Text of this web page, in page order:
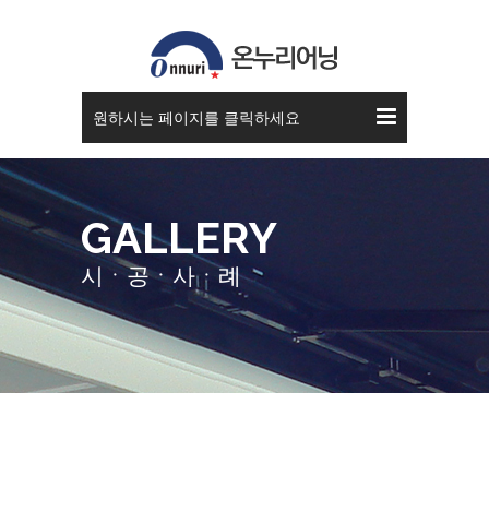
원하시는 페이지를 클릭하세요
GALLERY
시ㆍ공ㆍ사ㆍ례